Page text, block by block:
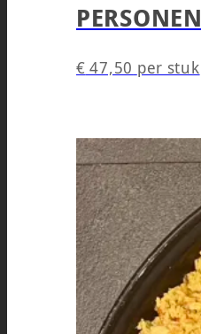
PERSONEN
€ 47,50 per stuk